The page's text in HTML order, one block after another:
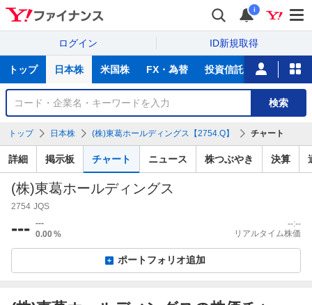
i
ログイン ID新規取得
サ
トップ 日本株 米国株 FX・為替 投資信託 ニュース
銘
検
索
検索
トップ 日本株 (株)東葛ホールディングス【2754.Q】 チャート
詳細 掲示板 チャート ニュース 株つぶやき 決算
(株)東葛ホールディングス
2754 JQS
--- ---
0.00%
--:--
リアルタイム株価
ポートフォリオ追加